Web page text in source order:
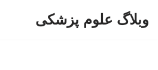
وبلاگ علوم پزشکی